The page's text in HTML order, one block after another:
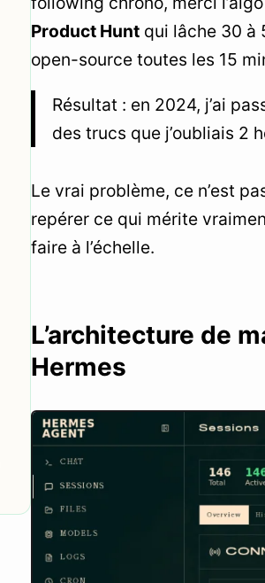
Product Hunt qui lâche 30 à
open-source toutes les 15
Résultat : en 2024, j’ai
des trucs que j’oubliais 2
Le vrai problème, ce n’est
repérer ce qui mérite
faire à l’échelle.
L’architecture de
Hermes